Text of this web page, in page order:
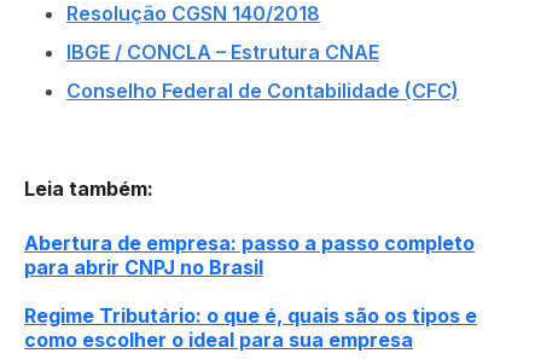
Resolução CGSN 140/2018
IBGE / CONCLA – Estrutura CNAE
Conselho Federal de Contabilidade (CFC)
Leia também:
Abertura de empresa: passo a passo completo
para abrir CNPJ no Brasil
Regime Tributário: o que é, quais são os tipos e
como escolher o ideal para sua empresa